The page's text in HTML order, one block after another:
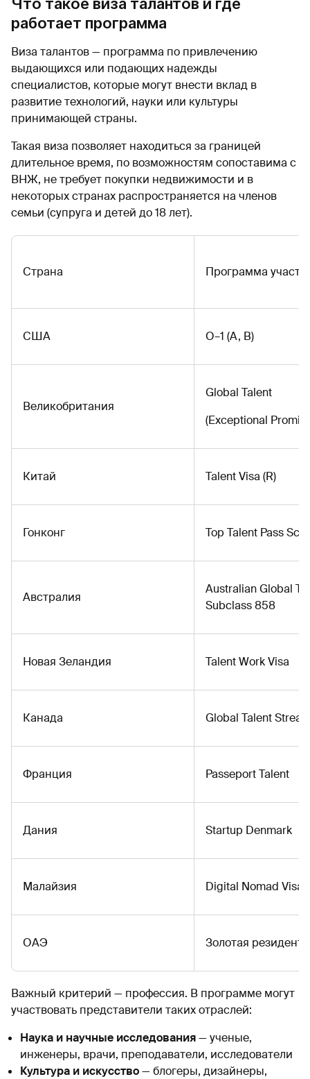
работает программа
Виза талантов — программа по привлечению
выдающихся или подающих надежды
специалистов, которые могут внести вклад в
развитие технологий, науки или культуры
принимающей страны.
Такая виза позволяет находиться за границей
длительное время, по возможностям сопоставима с
ВНЖ, не требует покупки недвижимости и в
некоторых странах распространяется на членов
семьи (супруга и детей до 18 лет).
Страна Программа
США O–1 (A, B)
Великобритания
Global Talent
(Exceptional
Китай Talent Visa (R)
Гонконг Top Talent Pass
Австралия
Australian Global
Subclass 858
Новая Зеландия Talent Work Visa
Канада Global Talent
Франция Passeport Talent
Дания Startup Denmark
Малайзия Digital Nomad Visa
ОАЭ Золотая
Важный критерий — профессия. В программе могут
участвовать представители таких отраслей:
Наука и научные исследования— ученые,
инженеры, врачи, преподаватели, исследователи
Культура и искусство— блогеры, дизайнеры,